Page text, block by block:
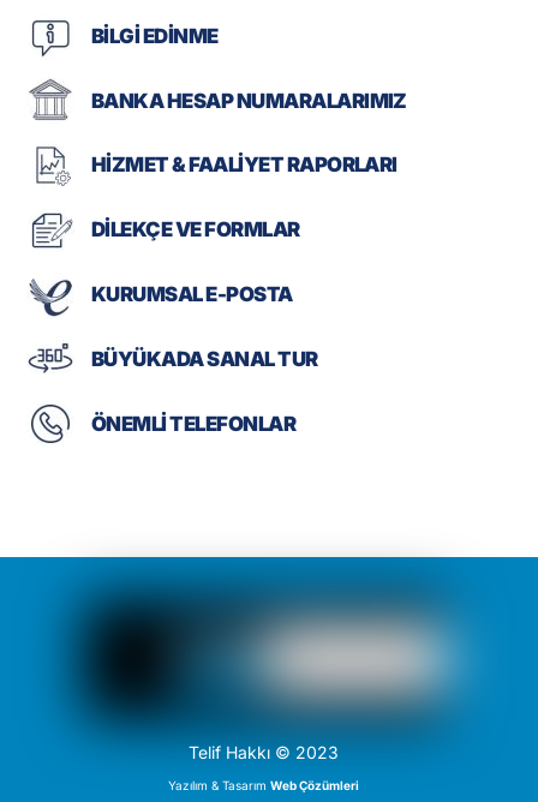
BİLGİ EDİNME
BANKA HESAP NUMARALARIMIZ
HİZMET & FAALİYET RAPORLARI
DİLEKÇE VE FORMLAR
KURUMSAL E-POSTA
BÜYÜKADA SANAL TUR
ÖNEMLİ TELEFONLAR
Telif Hakkı © 2023
Yazılım & TasarımWeb Çözümleri